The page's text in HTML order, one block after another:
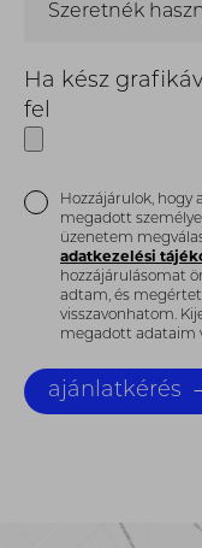
Szeretnék
Ha kész
fel
Hozzájárulok, hogy
megadott
üzenetem
adatkezelési
hozzájárulásomat
adtam, és
visszavonhatom.
megadott adataim
ajánlatkérés